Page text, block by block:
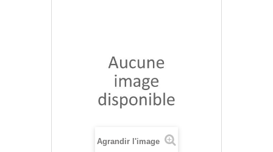
Agrandir l'image